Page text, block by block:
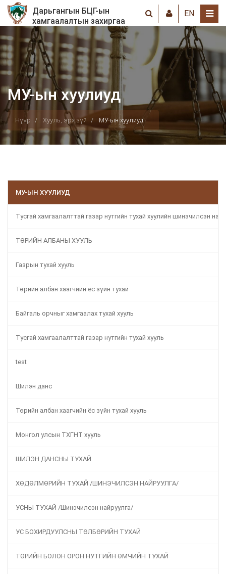
Дарьгангын БЦГ-ын
хамгаалалтын захиргаа
EN
МУ-ын хуулиуд
Нүүр Хууль, эрх зүй МУ-ын хуулиуд
МУ-ЫН ХУУЛИУД
Тусгай хамгаалалттай газар нутгийн тухай хуулийн шинэчилсэн
ТӨРИЙН АЛБАНЫ ХУУЛЬ
Газрын тухай хууль
Төрийн албан хаагчийн ёс зүйн тухай
Байгаль орчныг хамгаалах тухай хууль
Тусгай хамгаалалттай газар нутгийн тухай хууль
test
Шилэн данс
Төрийн албан хаагчийн ёс зүйн тухай хууль
Монгол улсын ТХГНТ хууль
ШИЛЭН ДАНСНЫ ТУХАЙ
ХӨДӨЛМӨРИЙН ТУХАЙ /ШИНЭЧИЛСЭН НАЙРУУЛГА/
УСНЫ ТУХАЙ /Шинэчилсэн найруулга/
УС БОХИРДУУЛСНЫ ТӨЛБӨРИЙН ТУХАЙ
ТӨРИЙН БОЛОН ОРОН НУТГИЙН ӨМЧИЙН ТУХАЙ